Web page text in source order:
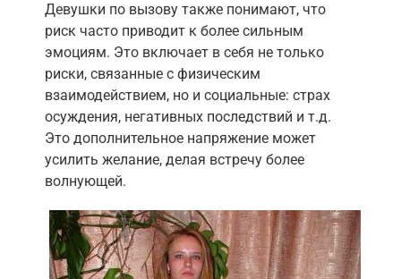
Девушки по вызову также понимают, что
риск часто приводит к более сильным
эмоциям. Это включает в себя не только
риски, связанные с физическим
взаимодействием, но и социальные: страх
осуждения, негативных последствий и т.д.
Это дополнительное напряжение может
усилить желание, делая встречу более
волнующей.